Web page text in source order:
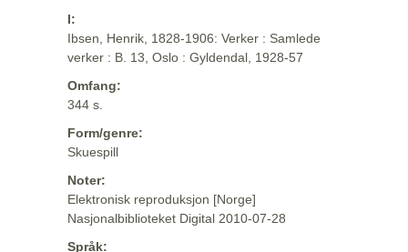
I:
Ibsen, Henrik, 1828-1906: Verker : Samlede
verker : B. 13, Oslo : Gyldendal, 1928-57
Omfang:
344 s.
Form/genre:
Skuespill
Noter:
Elektronisk reproduksjon [Norge]
Nasjonalbiblioteket Digital 2010-07-28
Språk: